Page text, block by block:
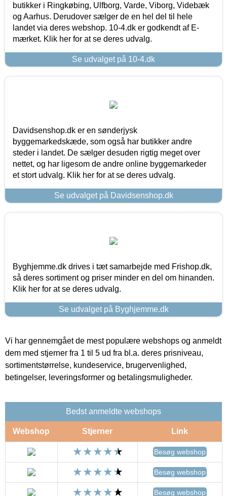
butikker i Ringkøbing, Ulfborg, Varde, Viborg, Videbæk
og Aarhus. Derudover sælger de en hel del til hele
landet via deres webshop. 10-4.dk er godkendt af E-
mærket. Klik her for at se deres udvalg.
Se udvalget på 10-4.dk
Davidsenshop.dk er en sønderjysk
byggemarkedskæde, som også har butikker andre
steder i landet. De sælger desuden rigtig meget over
nettet, og har ligesom de andre online byggemarkeder
et stort udvalg. Klik her for at se deres udvalg.
Se udvalget på Davidsenshop.dk
Byghjemme.dk drives i tæt samarbejde med Frishop.dk,
så deres sortiment og priser minder en del om hinanden.
Klik her for at se deres udvalg.
Se udvalget på Byghjemme.dk
Vi har gennemgået de mest populære webshops og anmeldt
dem med stjerner fra 1 til 5 ud fra bl.a. deres prisniveau,
sortimentstørrelse, kundeservice, brugervenlighed,
betingelser, leveringsformer og betalingsmuligheder.
Bedst anmeldte webshops
Webshop Stjerner Link
Besøg webshop
Besøg webshop
Besøg webshop